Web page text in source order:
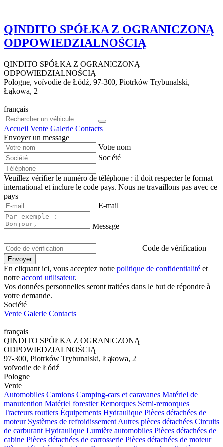
QINDITO SPÓŁKA Z OGRANICZONĄ
ODPOWIEDZIALNOŚCIĄ
QINDITO SPÓŁKA Z OGRANICZONĄ
ODPOWIEDZIALNOŚCIĄ
Pologne, voïvodie de Łódź, 97-300, Piotrków Trybunalski,
Łąkowa, 2
français
Accueil Vente Galerie Contacts
Envoyer un message
Votre nom
Société
Veuillez vérifier le numéro de téléphone : il doit respecter le format
international et inclure le code pays. Nous ne travaillons pas avec ce
pays
E-mail
Message
Code de vérification
En cliquant ici, vous acceptez notre politique de confidentialité et
notre accord utilisateur.
Vos données personnelles seront traitées dans le but de répondre à
votre demande.
Société
Vente Galerie Contacts
français
QINDITO SPÓŁKA Z OGRANICZONĄ
ODPOWIEDZIALNOŚCIĄ
97-300, Piotrków Trybunalski, Łąkowa, 2
voïvodie de Łódź
Pologne
Vente
Automobiles Camions Camping-cars et caravanes Matériel de
manutention Matériel forestier Remorques Semi-remorques
Tracteurs routiers Équipements Hydraulique Pièces détachées de
moteur Systèmes de refroidissement Autres pièces détachées Circuits
de carburant Hydraulique Lumière automobiles Pièces détachées de
cabine Pièces détachées de carrosserie Pièces détachées de moteur